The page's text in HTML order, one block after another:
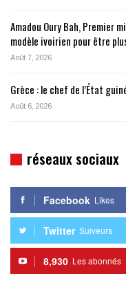
Amadou Oury Bah, Premier
modèle ivoirien pour être
Août 7, 2026
Grèce : le chef de l’État
Août 6, 2026
réseaux sociaux
Facebook Likes
Twitter Suiveurs
8,930 Les abonnés